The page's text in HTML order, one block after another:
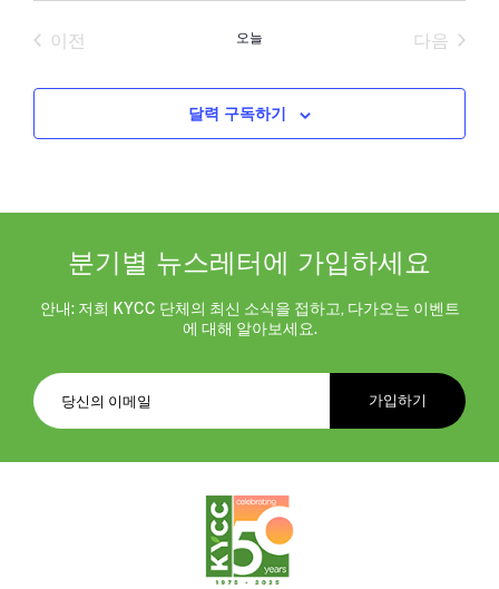
를
택
이전
오늘
다음
달력 구독하기
분기별 뉴스레터에 가입하세요
안내: 저희 KYCC 단체의 최신 소식을 접하고, 다가오는 이벤트
에 대해 알아보세요.